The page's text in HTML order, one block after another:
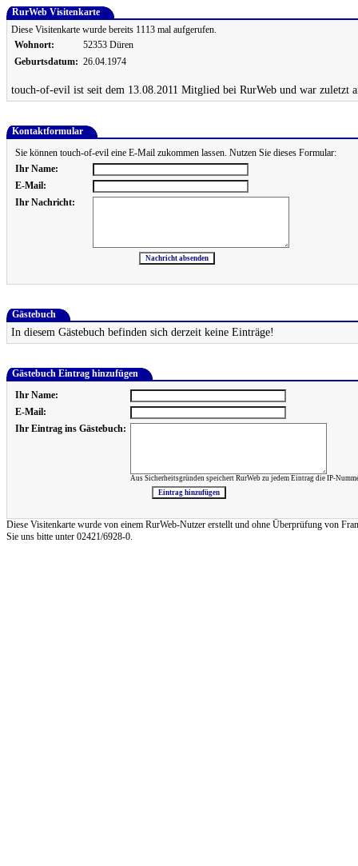
RurWeb Visitenkarte
Diese Visitenkarte wurde bereits 1113 mal aufgerufen.
Wohnort:
52353 Düren
Geburtsdatum: 26.04.1974
touch-of-evil ist seit dem 13.08.2011 Mitglied bei RurWeb und war zuletzt
Kontaktformular
Sie können touch-of-evil eine E-Mail zukommen lassen. Nutzen Sie dieses Formular:
Ihr Name:
E-Mail:
Ihr Nachricht:
Gästebuch
In diesem Gästebuch befinden sich derzeit keine Einträge!
Gästebuch Eintrag hinzufügen
Ihr Name:
E-Mail:
Ihr Eintrag ins Gästebuch:
Aus Sicherheitsgründen speichert RurWeb zu jedem Eintrag die IP-
Diese Visitenkarte wurde von einem RurWeb-Nutzer erstellt und ohne Überprüfung von
Sie uns bitte unter 02421/6928-0.